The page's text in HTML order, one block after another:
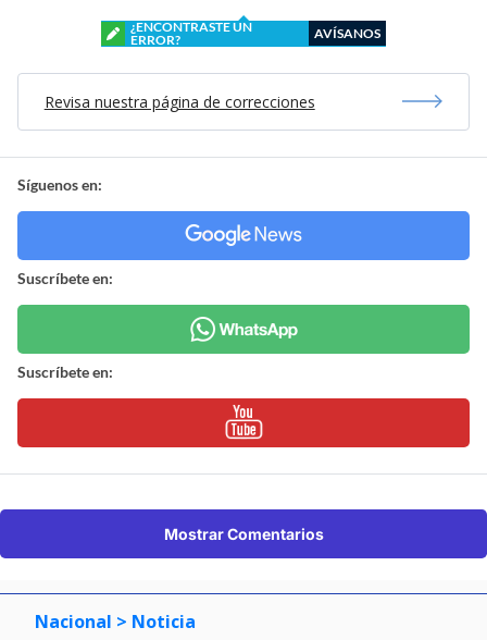
¿ENCONTRASTE UN
ERROR?
AVÍSANOS
Revisa nuestra página de correcciones
Síguenos en:
Suscríbete en:
Suscríbete en:
Mostrar Comentarios
Nacional > Noticia